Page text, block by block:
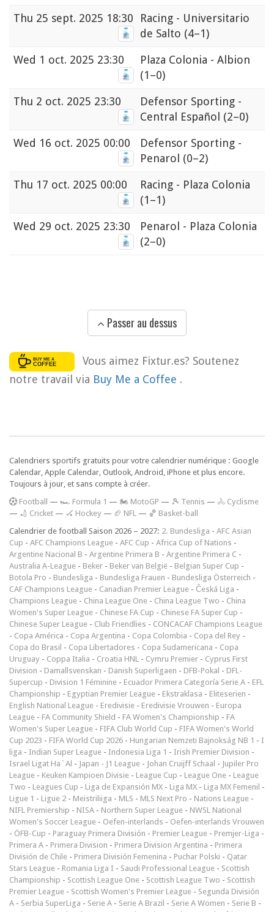
Thu 25 sept. 2025 18:30
Racing - Universitario
de Salto (4–1)
Wed 1 oct. 2025 23:30
Plaza Colonia - Albion
(1–0)
Thu 2 oct. 2025 23:30
Defensor Sporting -
Central Español (2–0)
Wed 16 oct. 2025 00:00
Defensor Sporting -
Penarol (0–2)
Thu 17 oct. 2025 00:00
Racing - Plaza Colonia
(1–1)
Wed 29 oct. 2025 23:30
Penarol - Plaza Colonia
(2–0)
Passer au dessus
Vous aimez Fixtur.es? Soutenez
notre travail via Buy Me a Coffee .
Calendriers sportifs gratuits pour votre calendrier numérique : Google
Calendar, Apple Calendar, Outlook, Android, iPhone et plus encore.
Toujours à jour, et sans compte à créer.
Football — 🏎️ Formula 1 — 🏍 MotoGP — 🎾 Tennis — 🚴 Cyclisme
— 🏏 Cricket — 🏑 Hockey — 🏈 NFL — 🏀 Basket-ball
Calendrier de football Saison 2026 – 2027: 2. Bundesliga - AFC Asian
Cup - AFC Champions League - AFC Cup - Africa Cup of Nations -
Argentine Nacional B - Argentine Primera B - Argentine Primera C -
Australia A-League - Beker - Beker van België - Belgian Super Cup -
Botola Pro - Bundesliga - Bundesliga Frauen - Bundesliga Österreich -
CAF Champions League - Canadian Premier League - Česká Liga -
Champions League - China League One - China League Two - China
Women's Super League - Chinese FA Cup - Chinese FA Super Cup -
Chinese Super League - Club Friendlies - CONCACAF Champions League
- Copa América - Copa Argentina - Copa Colombia - Copa del Rey -
Copa do Brasil - Copa Libertadores - Copa Sudamericana - Copa
Uruguay - Coppa Italia - Croatia HNL - Cymru Premier - Cyprus First
Division - Damallsvenskan - Danish Superligaen - DFB-Pokal - DFL-
Supercup - Division 1 Féminine - Ecuador Primera Categoría Serie A - EFL
Championship - Egyptian Premier League - Ekstraklasa - Eliteserien -
English National League - Eredivisie - Eredivisie Vrouwen - Europa
League - FA Community Shield - FA Women's Championship - FA
Women's Super League - FIFA Club World Cup - FIFA Women's World
Cup 2023 - FIFA World Cup 2026 - Hungarian Nemzeti Bajnokság NB 1 - I
liga - Indian Super League - Indonesia Liga 1 - Irish Premier Division -
Israel Ligat Ha`Al - Japan - J1 League - Johan Cruijff Schaal - Jupiler Pro
League - Keuken Kampioen Divisie - League Cup - League One - League
Two - Leagues Cup - Liga de Expansión MX - Liga MX - Liga MX Femenil -
Ligue 1 - Ligue 2 - Meistriliiga - MLS - MLS Next Pro - Nations League -
NIFL Premiership - NISA - Northern Super League - NWSL National
Women's Soccer League - Oefen-interlands - Oefen-interlands Vrouwen
- ÖFB-Cup - Paraguay Primera División - Premier League - Premjer-Liga -
Primera A - Primera Division - Primera Division Argentina - Primera
División de Chile - Primera División Femenina - Puchar Polski - Qatar
Stars League - Romania Liga I - Saudi Professional League - Scottish
Championship - Scottish League One - Scottish League Two - Scottish
Premier League - Scottish Women's Premier League - Segunda División
A - Serbia SuperLiga - Serie A - Serie A Brazil - Serie A Women - Serie B -